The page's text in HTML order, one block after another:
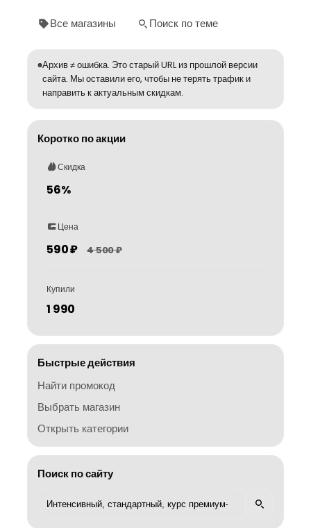
Все магазины Поиск по теме
Архив ≠ ошибка. Это старый URL из прошлой версии
сайта. Мы оставили его, чтобы не терять трафик и
направить к актуальным скидкам.
Коротко по акции
Скидка
56%
Цена
590 ₽ 4 500 ₽
Купили
1 990
Быстрые действия
Найти промокод
Выбрать магазин
Открыть категории
Поиск по сайту